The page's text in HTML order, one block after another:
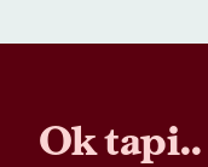
Ok tapi..